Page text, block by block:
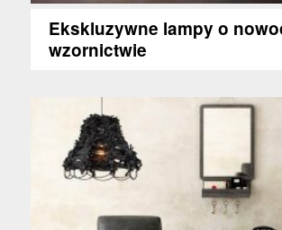
Ekskluzywne lampy o
wzornictwie